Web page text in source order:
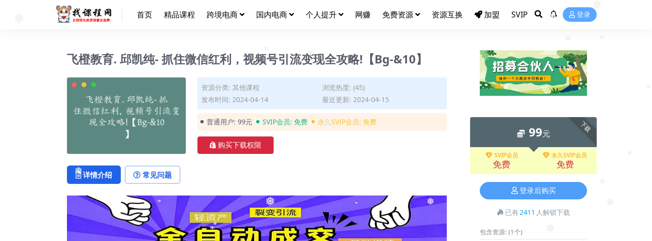
❅
❅
❅
❅
❅
❅
首页 精品课程 跨境电商 国内电商 个人提升 网赚 免费资源 资源互换 加盟 SVIP 登录
飞橙教育. 邱凯纯- 抓住微信红利，视频号引流变现全攻略!【Bg-&10】
资源分类: 其他课程
浏览热度: (45)
发布时间: 2024-04-14
最近更新: 2024-04-15
普通用户: 99元 SVIP会员: 免费 永久SVIP会员: 免费
购买下载权限
详情介绍 常见问题
下载
99元
SVIP会员
免费
永久SVIP会员
免费
登录后购买
已有2411 人解锁下载
包含资源: (1个)